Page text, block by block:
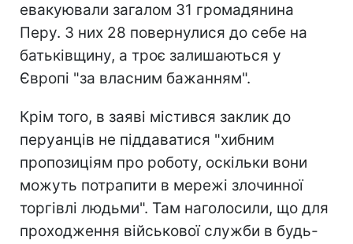
евакуювали загалом 31 громадянина
Перу. З них 28 повернулися до себе на
батьківщину, а троє залишаються у
Європі "за власним бажанням".
Крім того, в заяві містився заклик до
перуанців не піддаватися "хибним
пропозиціям про роботу, оскільки вони
можуть потрапити в мережі злочинної
торгівлі людьми". Там наголосили, що для
проходження військової служби в будь-